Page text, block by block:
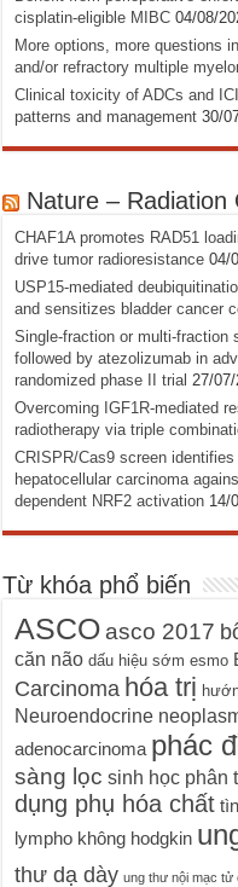
cisplatin-eligible MIBC 04/08/
More options, more questions
and/or refractory multiple
Clinical toxicity of ADCs and
patterns and management 30/
Nature – Radiation
CHAF1A promotes RAD51
drive tumor radioresistance 04/
USP15-mediated
and sensitizes bladder cancer
Single-fraction or multi-fraction
followed by atezolizumab in
randomized phase II trial 27/
Overcoming IGF1R-mediated
radiotherapy via triple
CRISPR/Cas9 screen
hepatocellular carcinoma
dependent NRF2 activation 14/
Từ khóa phổ biến
ASCO asco 2017
căn não dấu hiệu sớm esmo
Carcinoma hóa trị
Neuroendocrine
adenocarcinoma phác
sàng lọc sinh học phân
dụng phụ hóa chất
lympho không hodgkin
thư dạ dày ung thư nội mạc tử